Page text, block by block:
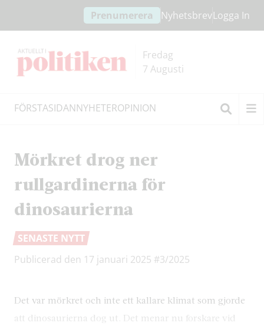
innehållet
headern
Prenumerera NyhetsbrevLogga In
Fredag
7 Augusti
FÖRSTASIDANNYHETEROPINION
Mörkret drog ner
rullgardinerna för
dinosaurierna
SENASTE NYTT
Publicerad den 17 januari 2025 #3/2025
Det var mörkret och inte ett kallare klimat som gjorde
att dinosaurierna dog ut. Det menar nu forskare vid